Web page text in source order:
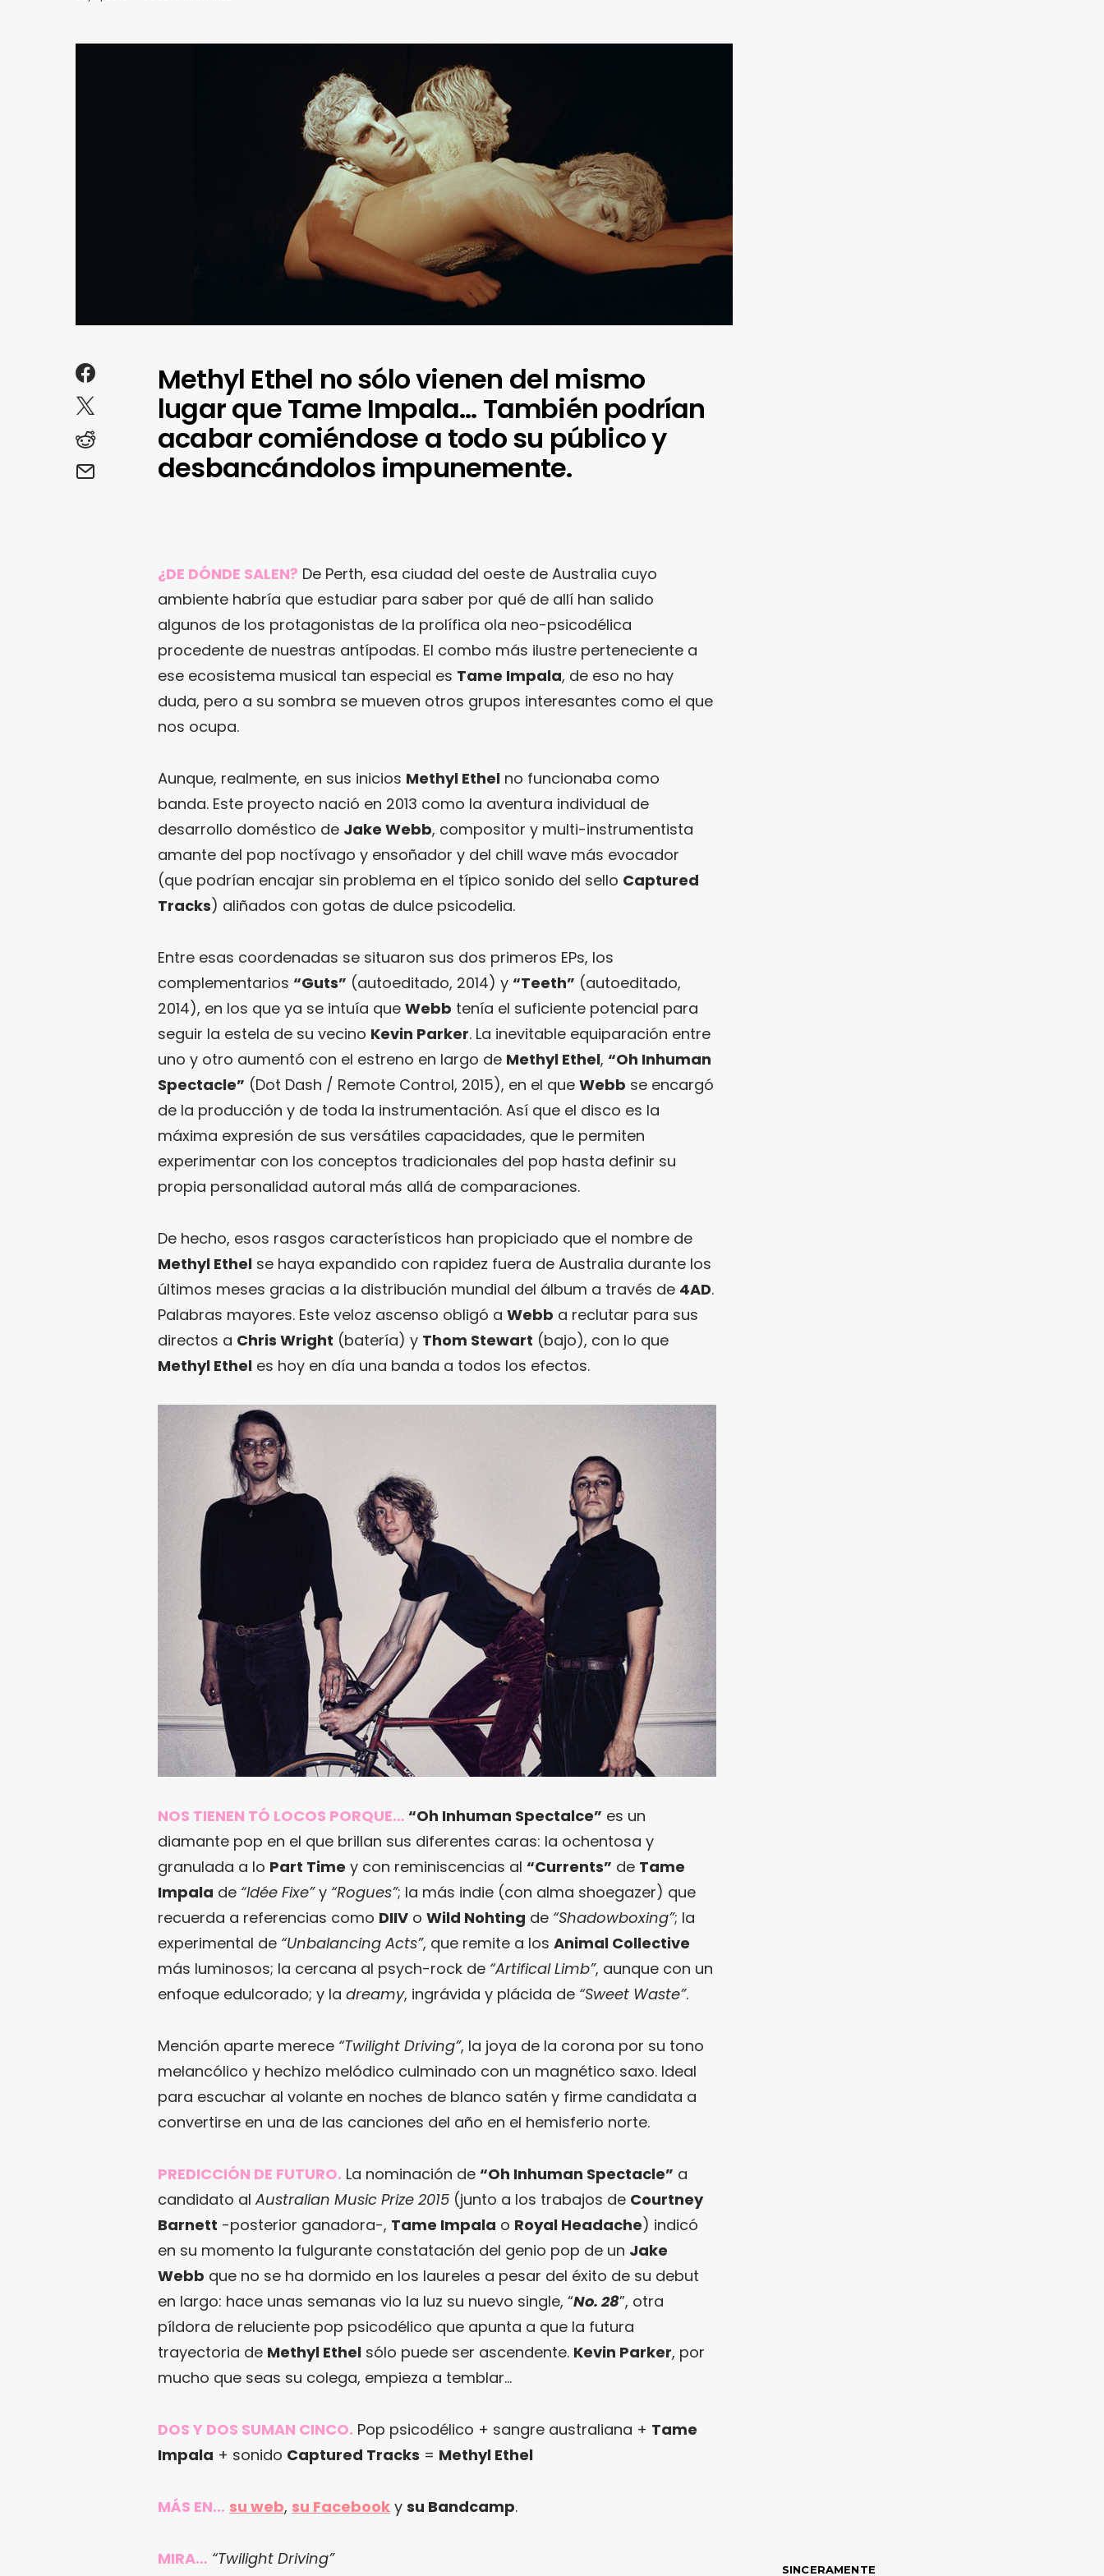
Methyl Ethel no sólo vienen del mismo
lugar que Tame Impala… También podrían
acabar comiéndose a todo su público y
desbancándolos impunemente.
¿DE DÓNDE SALEN? De Perth, esa ciudad del oeste de Australia cuyo
ambiente habría que estudiar para saber por qué de allí han salido
algunos de los protagonistas de la prolífica ola neo-psicodélica
procedente de nuestras antípodas. El combo más ilustre perteneciente a
ese ecosistema musical tan especial es Tame Impala, de eso no hay
duda, pero a su sombra se mueven otros grupos interesantes como el que
nos ocupa.
Aunque, realmente, en sus inicios Methyl Ethel no funcionaba como
banda. Este proyecto nació en 2013 como la aventura individual de
desarrollo doméstico de Jake Webb, compositor y multi-instrumentista
amante del pop noctívago y ensoñador y del chill wave más evocador
(que podrían encajar sin problema en el típico sonido del sello Captured
Tracks) aliñados con gotas de dulce psicodelia.
Entre esas coordenadas se situaron sus dos primeros EPs, los
complementarios “Guts” (autoeditado, 2014) y “Teeth” (autoeditado,
2014), en los que ya se intuía que Webb tenía el suficiente potencial para
seguir la estela de su vecino Kevin Parker. La inevitable equiparación entre
uno y otro aumentó con el estreno en largo de Methyl Ethel, “Oh Inhuman
Spectacle” (Dot Dash / Remote Control, 2015), en el que Webb se encargó
de la producción y de toda la instrumentación. Así que el disco es la
máxima expresión de sus versátiles capacidades, que le permiten
experimentar con los conceptos tradicionales del pop hasta definir su
propia personalidad autoral más allá de comparaciones.
De hecho, esos rasgos característicos han propiciado que el nombre de
Methyl Ethel se haya expandido con rapidez fuera de Australia durante los
últimos meses gracias a la distribución mundial del álbum a través de 4AD.
Palabras mayores. Este veloz ascenso obligó a Webb a reclutar para sus
directos a Chris Wright (batería) y Thom Stewart (bajo), con lo que
Methyl Ethel es hoy en día una banda a todos los efectos.
NOS TIENEN TÓ LOCOS PORQUE… “Oh Inhuman Spectalce” es un
diamante pop en el que brillan sus diferentes caras: la ochentosa y
granulada a lo Part Time y con reminiscencias al “Currents” de Tame
Impala de “Idée Fixe”y “Rogues”; la más indie (con alma shoegazer) que
recuerda a referencias como DIIV o Wild Nohting de “Shadowboxing”; la
experimental de “Unbalancing Acts”, que remite a los Animal Collective
más luminosos; la cercana al psych-rock de “Artifical Limb”, aunque con un
enfoque edulcorado; y la dreamy, ingrávida y plácida de “Sweet Waste”.
Mención aparte merece “Twilight Driving”, la joya de la corona por su tono
melancólico y hechizo melódico culminado con un magnético saxo. Ideal
para escuchar al volante en noches de blanco satén y firme candidata a
convertirse en una de las canciones del año en el hemisferio norte.
PREDICCIÓN DE FUTURO. La nominación de “Oh Inhuman Spectacle” a
candidato al Australian Music Prize 2015 (junto a los trabajos de Courtney
Barnett -posterior ganadora-, Tame Impala o Royal Headache) indicó
en su momento la fulgurante constatación del genio pop de un Jake
Webb que no se ha dormido en los laureles a pesar del éxito de su debut
en largo: hace unas semanas vio la luz su nuevo single, “No. 28”, otra
píldora de reluciente pop psicodélico que apunta a que la futura
trayectoria de Methyl Ethel sólo puede ser ascendente. Kevin Parker, por
mucho que seas su colega, empieza a temblar…
DOS Y DOS SUMAN CINCO. Pop psicodélico + sangre australiana + Tame
Impala + sonido Captured Tracks = Methyl Ethel
MÁS EN… su web, su Facebook y su Bandcamp.
MIRA… “Twilight Driving”
SINCERAMENTE